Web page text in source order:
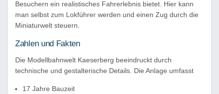
Besuchern ein realistisches Fahrerlebnis bietet. Hier kann
man selbst zum Lokführer werden und einen Zug durch die
Miniaturwelt steuern.
Zahlen und Fakten
Die Modellbahnwelt Kaeserberg beeindruckt durch
technische und gestalterische Details. Die Anlage umfasst
17 Jahre Bauzeit